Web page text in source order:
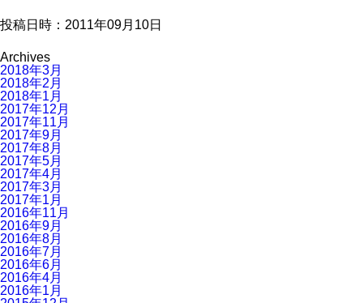
投稿日時：2011年09月10日
Archives
2018年3月
2018年2月
2018年1月
2017年12月
2017年11月
2017年9月
2017年8月
2017年5月
2017年4月
2017年3月
2017年1月
2016年11月
2016年9月
2016年8月
2016年7月
2016年6月
2016年4月
2016年1月